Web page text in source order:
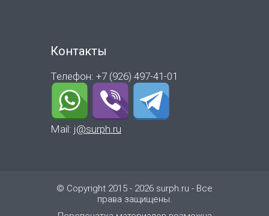
Контакты
Телефон: +7 (926) 497-41-01
Mail: j@surph.ru
© Copyright 2015 - 2026 surph.ru - Все
права защищены.